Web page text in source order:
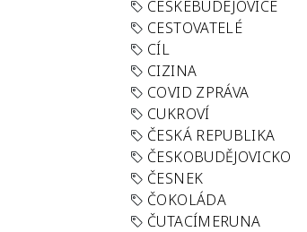
CESKEBUDEJOVICE
CESTOVATELÉ
CÍL
CIZINA
COVID ZPRÁVA
CUKROVÍ
ČESKÁ REPUBLIKA
ČESKOBUDĚJOVICKO
ČESNEK
ČOKOLÁDA
ČUTACÍMERUNA